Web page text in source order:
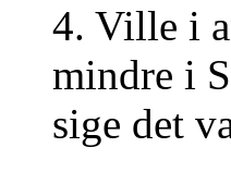
4. Ville i
mindre i
sige det